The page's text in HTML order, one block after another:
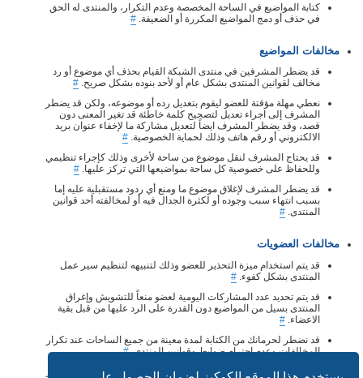
كتابة المواضيع في الساحة المخصصة وعدم التكرار، والمنتدى له الحق
في حذف أو دمج المواضيع المكررة أو الضعيفة. #
مخالفات المواضيع
قد يضطر المشرفين في منتدى الشبكة القيام بحذف أي موضوع أو رد
مخالف لقوانين المنتدى بشكل عام أو لأحد بنوده بشكل صريح. #
نعطي مهلة مؤقتة للعضو ليقوم بتعديل رده أو موضوعه، ولكن قد يضطر
المشرف إلى اجراء تعديل لتصحيح كلمة خاطئة قد تغير المعنى دون
قصد، وقد يضطر المشرف ايضاً لتعديل مشاركة ما لإخفاء عنوان بريد
الالكتروني أو رقم هاتف وذلك لحماية الخصوصية. #
قد يحتاج المشرف لنقل موضوع من ساحة لأخرى وذلك كإجراء تنظيمي
وللحفاظ على خصوصية كل ساحة بمواضيعها التي تركز عليها. #
قد يضطر المشرف لإغلاق موضوع ما ومنع أي ردود مستقبلية عليه إما
بسبب انتهاء سبب وجوده أو لكثرة الجدال فيه أو لمخالفته أحد قوانين
المنتدى. #
مخالفات العضويات
قد يتم استخدام ميزة التحذير للعضو وذلك لتنبيهه لتنظيم سير عمل
المنتدى بشكل كفوء. #
قد يتم تحديد عدد المشاركات اليومية لعضو منعاً للتشويش وإغراق
المنتدى بسيل من المواضيع دون القدرة على الرد عليها من قبل بقية
الاعضاء. #
قد نضطر لحرمانك من الكتابة لمدة معينة من جميع الساحات عند تكرار
المخالفات وعدم احترام ضوابط وقوانين المنتدى.#
المنتدى له الحق في إنهاء عضوية المجادلين أو اصحاب المشاركات غير